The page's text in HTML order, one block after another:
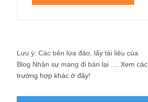
Lưu ý: Các bên lừa đảo, lấy tài liệu của
Blog Nhân sự mang đi bán lại .... Xem các
trường hợp khác ở đây!